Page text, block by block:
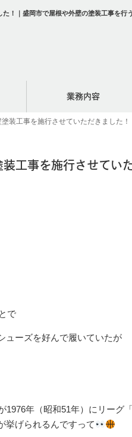
！｜盛岡市で屋根や外壁の塗装工事を行
業務内容
装工事を施行させていただきました！
工事を施行させてい
で
ューズを好んで履いていたが
年（昭和51年）にリーグ
挙げられるんですって